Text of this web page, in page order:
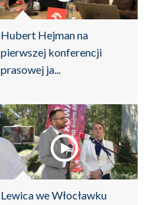
Hubert Hejman na
pierwszej konferencji
prasowej ja...
Lewica we Włocławku